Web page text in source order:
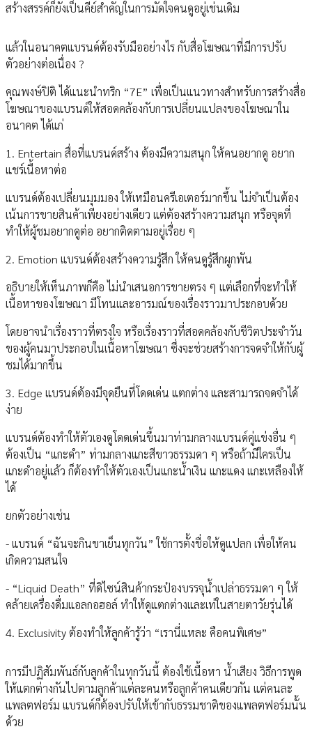
สร้างสรรค์ก็ยังเป็นคีย์สำคัญในการมัดใจคนดูอยู่เช่นเดิม
แล้วในอนาคตแบรนด์ต้องรับมืออย่างไร กับสื่อโฆษณาที่มีการปรับ
ตัวอย่างต่อเนื่อง ?
คุณพงษ์ปิติ ได้แนะนำทริก “7E” เพื่อเป็นแนวทางสำหรับการสร้างสื่อ
โฆษณาของแบรนด์ให้สอดคล้องกับการเปลี่ยนแปลงของโฆษณาใน
อนาคต ได้แก่
1. Entertain สื่อที่แบรนด์สร้าง ต้องมีความสนุก ให้คนอยากดู อยาก
แชร์เนื้อหาต่อ
แบรนด์ต้องเปลี่ยนมุมมอง ให้เหมือนครีเอเตอร์มากขึ้น ไม่จำเป็นต้อง
เน้นการขายสินค้าเพียงอย่างเดียว แต่ต้องสร้างความสนุก หรือจุดที่
ทำให้ผู้ชมอยากดูต่อ อยากติดตามอยู่เรื่อย ๆ
2. Emotion แบรนด์ต้องสร้างความรู้สึก ให้คนดูรู้สึกผูกพัน
อธิบายให้เห็นภาพก็คือ ไม่นำเสนอการขายตรง ๆ แต่เลือกที่จะทำให้
เนื้อหาของโฆษณา มีโทนและอารมณ์ของเรื่องราวมาประกอบด้วย
โดยอาจนำเรื่องราวที่ตรงใจ หรือเรื่องราวที่สอดคล้องกับชีวิตประจำวัน
ของผู้คนมาประกอบในเนื้อหาโฆษณา ซึ่งจะช่วยสร้างการจดจำให้กับผู้
ชมได้มากขึ้น
3. Edge แบรนด์ต้องมีจุดยืนที่โดดเด่น แตกต่าง และสามารถจดจำได้
ง่าย
แบรนด์ต้องทำให้ตัวเองดูโดดเด่นขึ้นมาท่ามกลางแบรนด์คู่แข่งอื่น ๆ
ต้องเป็น “แกะดำ” ท่ามกลางแกะสีขาวธรรมดา ๆ หรือถ้ามีใครเป็น
แกะดำอยู่แล้ว ก็ต้องทำให้ตัวเองเป็นแกะน้ำเงิน แกะแดง แกะเหลืองให้
ได้
ยกตัวอย่างเช่น
- แบรนด์ “ฉันจะกินขาเย็นทุกวัน” ใช้การตั้งชื่อให้ดูแปลก เพื่อให้คน
เกิดความสนใจ
- “Liquid Death” ที่ดิไซน์สินค้ากระป๋องบรรจุน้ำเปล่าธรรมดา ๆ ให้
คล้ายเครื่องดื่มแอลกอฮอล์ ทำให้ดูแตกต่างและเท่ในสายตาวัยรุ่นได้
4. Exclusivity ต้องทำให้ลูกค้ารู้ว่า “เรานี่แหละ คือคนพิเศษ”
การมีปฏิสัมพันธ์กับลูกค้าในทุกวันนี้ ต้องใช้เนื้อหา น้ำเสียง วิธีการพูด
ให้แตกต่างกันไปตามลูกค้าแต่ละคนหรือลูกค้าคนเดียวกัน แต่คนละ
แพลตฟอร์ม แบรนด์ก็ต้องปรับให้เข้ากับธรรมชาติของแพลตฟอร์มนั้น
ด้วย